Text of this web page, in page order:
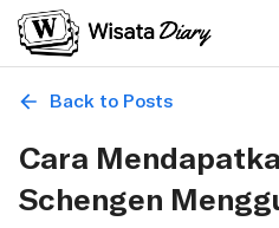
Back to Posts
Cara
Schengen